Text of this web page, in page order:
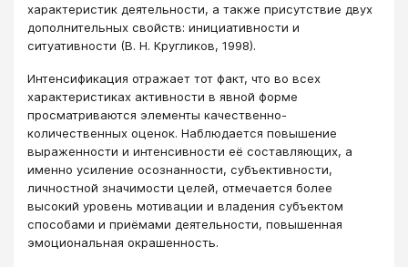
характеристик деятельности, а также присутствие двух
дополнительных свойств: инициативности и
ситуативности (В. Н. Кругликов, 1998).
Интенсификация отражает тот факт, что во всех
характеристиках активности в явной форме
просматриваются элементы качественно-
количественных оценок. Наблюдается повышение
выраженности и интенсивности её составляющих, а
именно усиление осознанности, субъективности,
личностной значимости целей, отмечается более
высокий уровень мотивации и владения субъектом
способами и приёмами деятельности, повышенная
эмоциональная окрашенность.